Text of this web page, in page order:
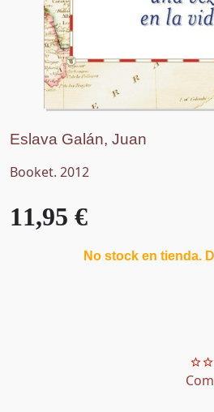
Eslava Galán, Juan
Booket. 2012
11,95 €
No stock en tienda.